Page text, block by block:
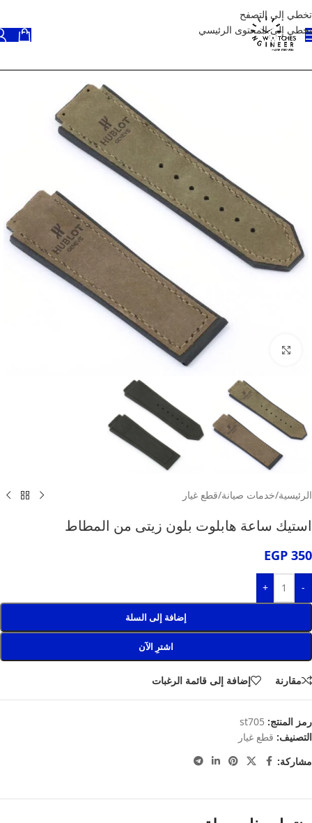
تخطي إلى التصفح
تخطي إلى المحتوى الرئيسي
الرئيسية/خدمات صيانة/قطع غيار
استيك ساعة هابلوت بلون زيتى من المطاط
EGP 350
-
+
إضافة إلى السلة
اشترِ الآن
مقارنة إضافة إلى قائمة الرغبات
رمز المنتج: st705
التصنيف: قطع غيار
مشاركة: